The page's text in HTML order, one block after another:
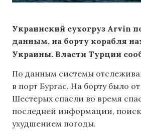
Украинский сухогруз Arvin
данным, на борту корабля
Украины. Власти Турции
По данным системы
в порт Бургас. На борту было
Шестерых спасли во время
последней информации,
ухудшением погоды.